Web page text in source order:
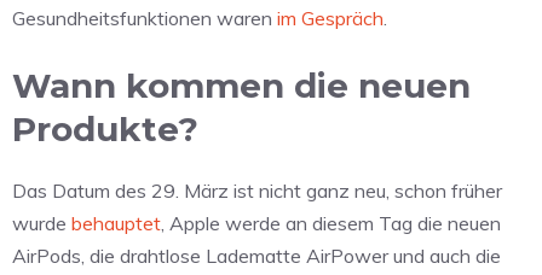
Gesundheitsfunktionen waren im Gespräch.
Wann kommen die neuen
Produkte?
Das Datum des 29. März ist nicht ganz neu, schon früher
wurde behauptet, Apple werde an diesem Tag die neuen
AirPods, die drahtlose Ladematte AirPower und auch die